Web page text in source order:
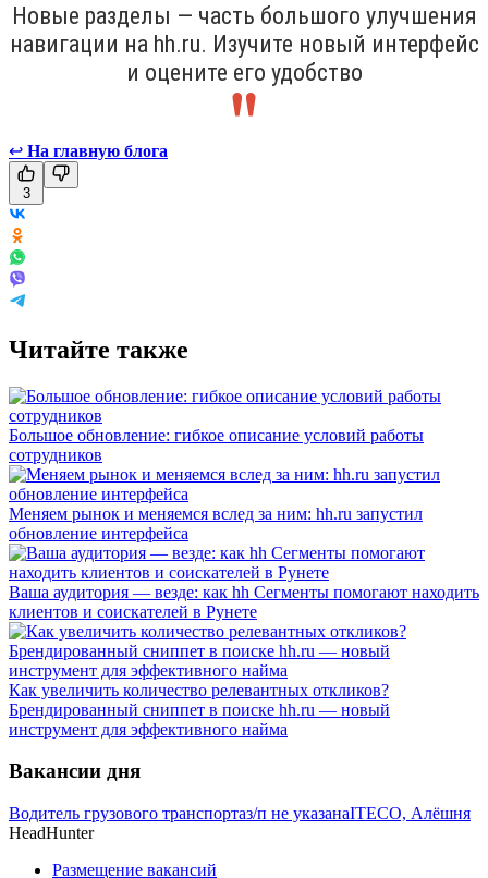
Новые разделы — часть большого улучшения
навигации на hh.ru. Изучите новый интерфейс
и оцените его удобство
↩ На главную блога
3
Читайте также
Большое обновление: гибкое описание условий работы
сотрудников
Меняем рынок и меняемся вслед за ним: hh.ru запустил
обновление интерфейса
Ваша аудитория — везде: как hh Сегменты помогают находить
клиентов и соискателей в Рунете
Как увеличить количество релевантных откликов?
Брендированный сниппет в поиске hh.ru — новый
инструмент для эффективного найма
Вакансии дня
Водитель грузового транспортаз/п не указанаITECO, Алёшня
HeadHunter
Размещение вакансий